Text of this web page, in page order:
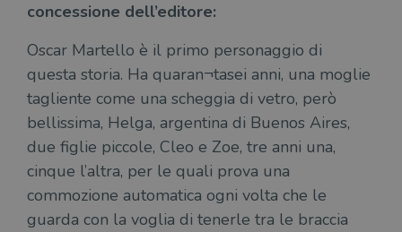
concessione dell’editore:
Oscar Martello è il primo personaggio di
questa storia. Ha quaran¬tasei anni, una moglie
tagliente come una scheggia di vetro, però
bellissima, Helga, argentina di Buenos Aires,
due figlie piccole, Cleo e Zoe, tre anni una,
cinque l’altra, per le quali prova una
commozione automatica ogni volta che le
guarda con la voglia di tenerle tra le braccia